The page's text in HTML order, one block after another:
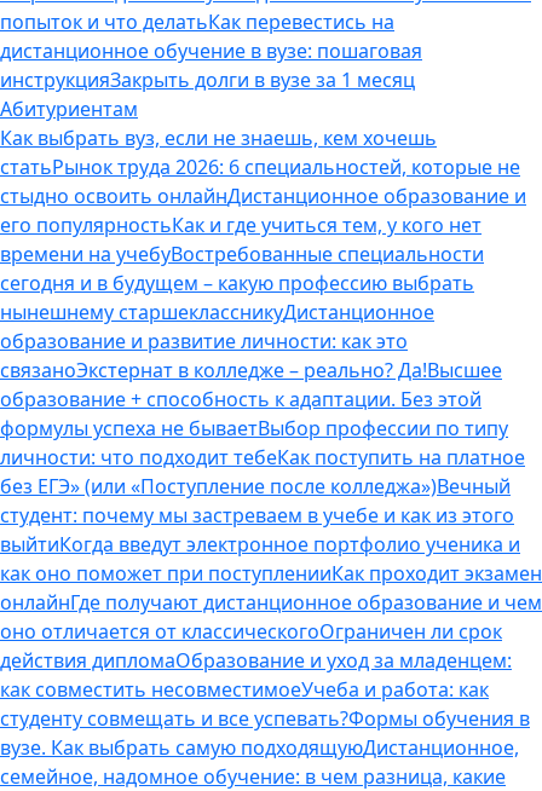
попыток и что делатьКак перевестись на
дистанционное обучение в вузе: пошаговая
инструкцияЗакрыть долги в вузе за 1 месяц
Абитуриентам
Как выбрать вуз, если не знаешь, кем хочешь
статьРынок труда 2026: 6 специальностей, которые не
стыдно освоить онлайнДистанционное образование и
его популярностьКак и где учиться тем, у кого нет
времени на учебуВостребованные специальности
сегодня и в будущем – какую профессию выбрать
нынешнему старшеклассникуДистанционное
образование и развитие личности: как это
связаноЭкстернат в колледже – реально? Да!Высшее
образование + способность к адаптации. Без этой
формулы успеха не бываетВыбор профессии по типу
личности: что подходит тебеКак поступить на платное
без ЕГЭ» (или «Поступление после колледжа»)Вечный
студент: почему мы застреваем в учебе и как из этого
выйтиКогда введут электронное портфолио ученика и
как оно поможет при поступленииКак проходит экзамен
онлайнГде получают дистанционное образование и чем
оно отличается от классическогоОграничен ли срок
действия дипломаОбразование и уход за младенцем:
как совместить несовместимоеУчеба и работа: как
студенту совмещать и все успевать?Формы обучения в
вузе. Как выбрать самую подходящуюДистанционное,
семейное, надомное обучение: в чем разница, какие